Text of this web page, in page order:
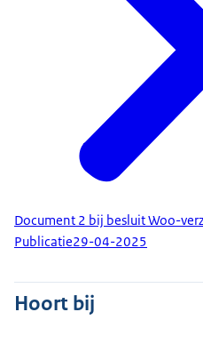
Document 2 bij besluit Woo-
Publicatie29-04-2025
Hoort bij